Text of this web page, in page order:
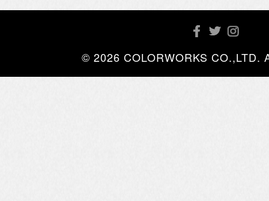
© 2026 COLORWORKS CO.,LTD.